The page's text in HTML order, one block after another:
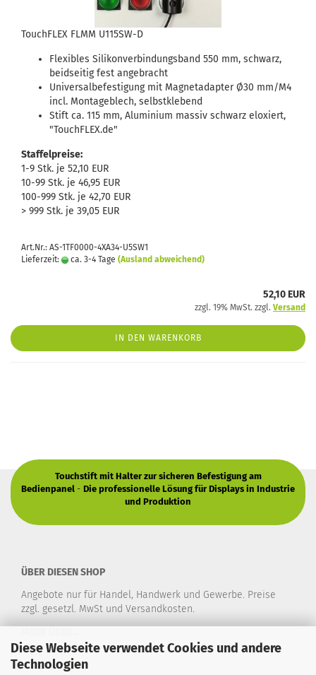
Diese Webseite verwendet Cookies und andere
Technologien
TouchFLEX FLMM U115SW-D
Flexibles Silikonverbindungsband 550 mm, schwarz,
beidseitig fest angebracht
Universalbefestigung mit Magnetadapter Ø30 mm/M4
incl. Montageblech, selbstklebend
Stift ca. 115 mm, Aluminium massiv schwarz eloxiert,
"TouchFLEX.de"
Staffelpreise:
1-9 Stk. je 52,10 EUR
10-99 Stk. je 46,95 EUR
100-999 Stk. je 42,70 EUR
> 999 Stk. je 39,05 EUR
Art.Nr.: AS-1TF0000-4XA34-U5SW1
Lieferzeit:
ca. 3-4 Tage (Ausland abweichend)
52,10 EUR
zzgl. 19% MwSt. zzgl. Versand
IN DEN WARENKORB
Touchstift mit Halter zur sicheren Befestigung am
Bedienpanel - Die professionelle Lösung für Displays in Industrie
und Produktion
ÜBER DIESEN SHOP
Angebote nur für Handel, Handwerk und Gewerbe. Preise
zzgl. gesetzl. MwSt und Versandkosten.
Impressum
Kontakt